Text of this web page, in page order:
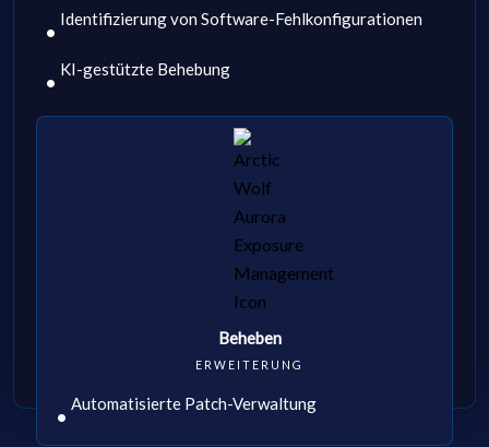
Identifizierung von Software-Fehlkonfigurationen
KI-gestützte Behebung
Beheben
ERWEITERUNG
Automatisierte Patch-Verwaltung